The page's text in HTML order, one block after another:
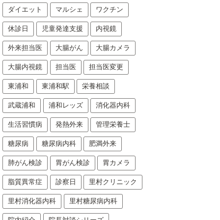
ダイエット マルシェ ワクチン
休診日 児童発達支援 内視鏡
外来担当医 大腸がん 大腸カメラ
大腸内視鏡 担当医 担当医変更
東浦和 東浦和駅 栄養相談
武蔵浦和 浦和レッズ 消化器内科
生活習慣病 発熱外来 管理栄養士
糖尿病 糖尿病内科 肥満外来
肺がん検診 胃がん検診 胃カメラ
脂質異常症 診察日 里村クリニック
里村消化器内科 里村糖尿病内科